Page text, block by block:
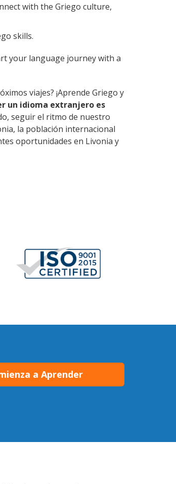
with the Griego culture,
skills.
your language journey with a
viajes? ¡Aprende Griego y
un idioma extranjero es
seguir el ritmo de nuestro
la población internacional
oportunidades en Livonia y
a Aprender